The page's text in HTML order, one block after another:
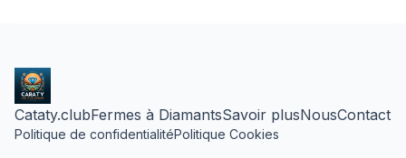
Cataty.clubFermes à DiamantsSavoir plusNousContact
Politique de confidentialitéPolitique Cookies